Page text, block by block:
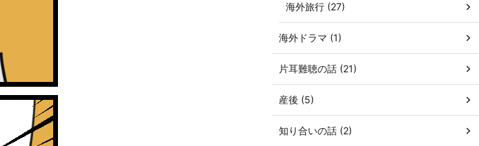
海外旅行 (27)
海外ドラマ (1)
片耳難聴の話 (21)
産後 (5)
知り合いの話 (2)